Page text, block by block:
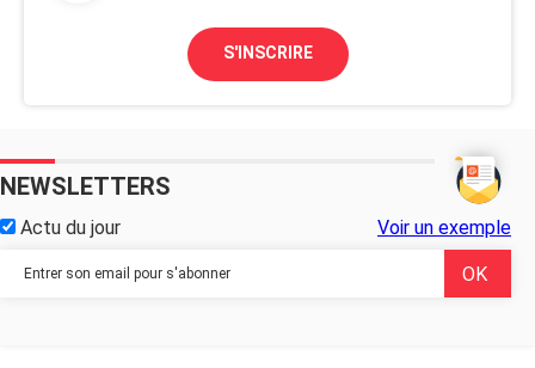
S'INSCRIRE
NEWSLETTERS
Actu du jour Voir un exemple